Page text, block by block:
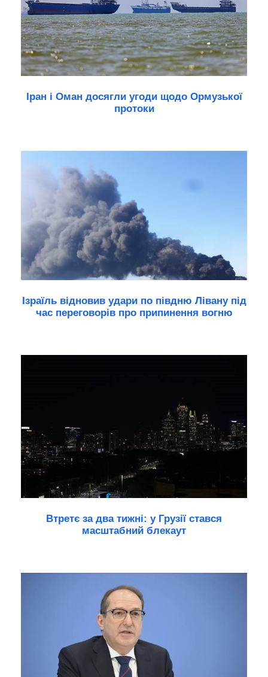
Іран і Оман досягли угоди щодо Ормузької
протоки
Ізраїль відновив удари по півдню Лівану під
час переговорів про припинення вогню
Втретє за два тижні: у Грузії стався
масштабний блекаут